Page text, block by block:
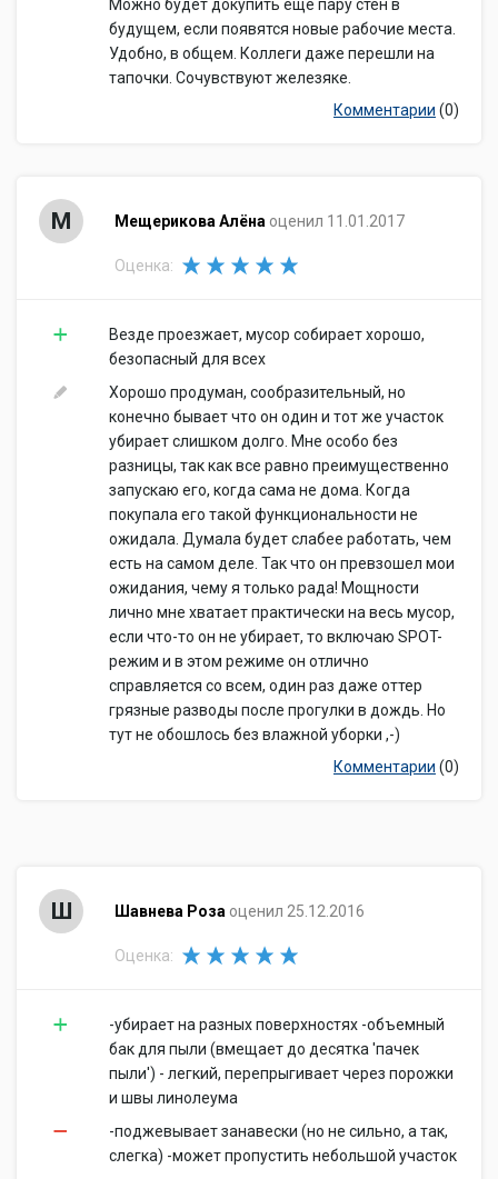
Можно будет докупить еще пару стен в
будущем, если появятся новые рабочие места.
Удобно, в общем. Коллеги даже перешли на
тапочки. Сочувствуют железяке.
Комментарии (0)
М Мещерикова Алёна оценил 11.01.2017
Оценка:
Везде проезжает, мусор собирает хорошо,
безопасный для всех
Хорошо продуман, сообразительный, но
конечно бывает что он один и тот же участок
убирает слишком долго. Мне особо без
разницы, так как все равно преимущественно
запускаю его, когда сама не дома. Когда
покупала его такой функциональности не
ожидала. Думала будет слабее работать, чем
есть на самом деле. Так что он превзошел мои
ожидания, чему я только рада! Мощности
лично мне хватает практически на весь мусор,
если что-то он не убирает, то включаю SPOT-
режим и в этом режиме он отлично
справляется со всем, один раз даже оттер
грязные разводы после прогулки в дождь. Но
тут не обошлось без влажной уборки ,-)
Комментарии (0)
Ш Шавнева Роза оценил 25.12.2016
Оценка:
-убирает на разных поверхностях -объемный
бак для пыли (вмещает до десятка 'пачек
пыли') - легкий, перепрыгивает через порожки
и швы линолеума
-поджевывает занавески (но не сильно, а так,
слегка) -может пропустить небольшой участок